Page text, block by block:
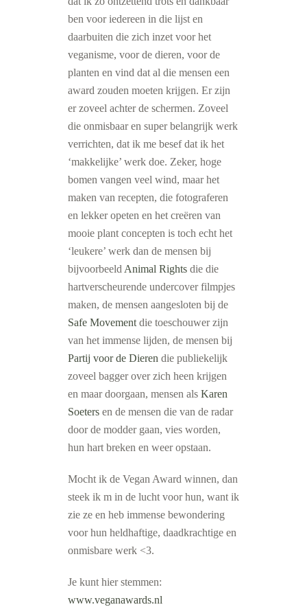
ben voor iedereen in die lijst en
daarbuiten die zich inzet voor het
veganisme, voor de dieren, voor de
planten en vind dat al die mensen een
award zouden moeten krijgen. Er zijn
er zoveel achter de schermen. Zoveel
die onmisbaar en super belangrijk werk
verrichten, dat ik me besef dat ik het
‘makkelijke’ werk doe. Zeker, hoge
bomen vangen veel wind, maar het
maken van recepten, die fotograferen
en lekker opeten en het creëren van
mooie plant concepten is toch echt het
‘leukere’ werk dan de mensen bij
bijvoorbeeld Animal Rights die die
hartverscheurende undercover filmpjes
maken, de mensen aangesloten bij de
Safe Movement die toeschouwer zijn
van het immense lijden, de mensen bij
Partij voor de Dieren die publiekelijk
zoveel bagger over zich heen krijgen
en maar doorgaan, mensen als Karen
Soeters en de mensen die van de radar
door de modder gaan, vies worden,
hun hart breken en weer opstaan.
Mocht ik de Vegan Award winnen, dan
steek ik m in de lucht voor hun, want ik
zie ze en heb immense bewondering
voor hun heldhaftige, daadkrachtige en
onmisbare werk <3.
Je kunt hier stemmen:
www.veganawards.nl